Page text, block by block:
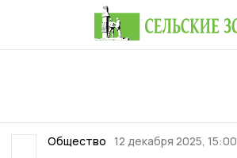
Общество 12 декабря 2025, 15:00